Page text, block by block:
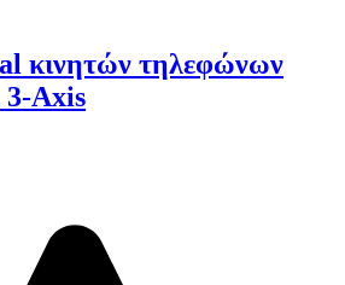
κινητών τηλεφώνων
Axis